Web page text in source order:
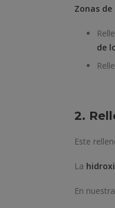
Zonas
de
2.
Este
La
En